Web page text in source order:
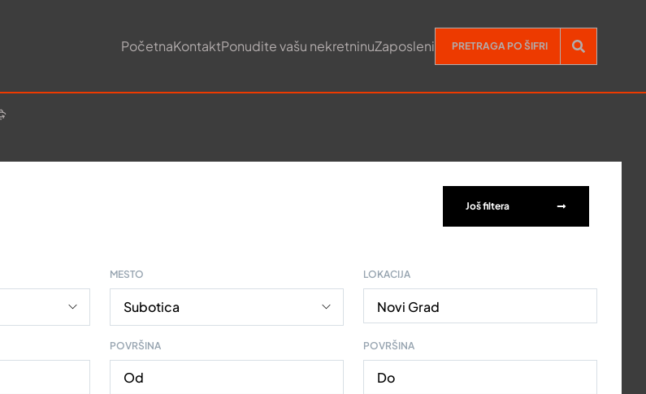
PočetnaKontaktPonudite vašu nekretninuZaposleni
Još filtera
MESTO LOKACIJA
Novi Grad
POVRŠINA POVRŠINA